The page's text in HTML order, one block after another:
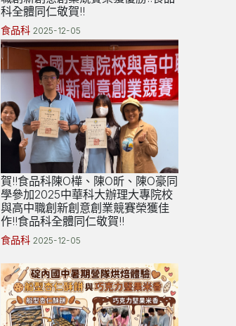
科全體同仁敬賀!!
食品科2025-12-05
賀!!食品科陳O樺、陳O昕、陳O豪同
學參加2025中華科大辦理大專院校
與高中職創新創意創業競賽榮獲佳
作!!食品科全體同仁敬賀!!
食品科2025-12-05